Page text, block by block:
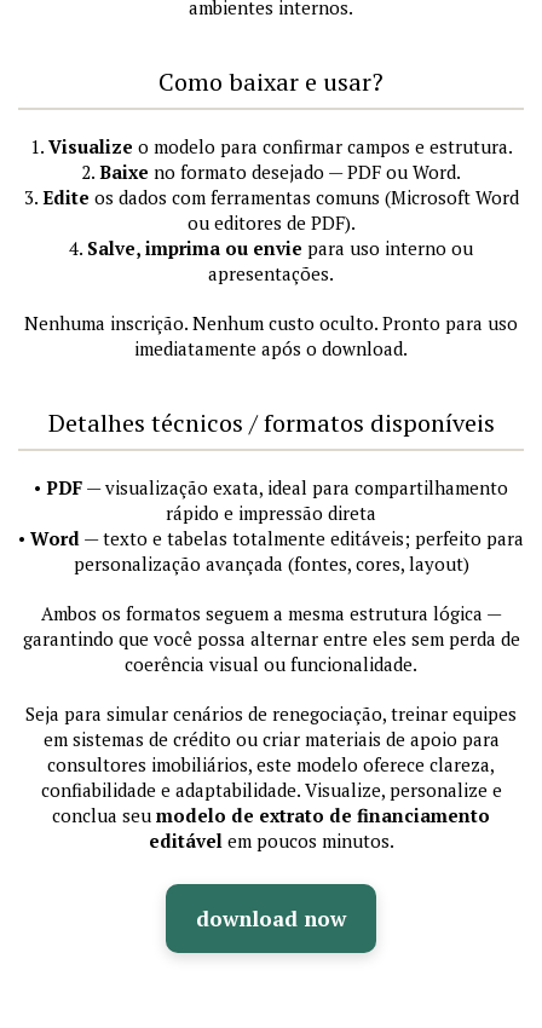
ambientes internos.
Como baixar e usar?
1. Visualize o modelo para confirmar campos e estrutura.
2. Baixe no formato desejado — PDF ou Word.
3. Edite os dados com ferramentas comuns (Microsoft Word
ou editores de PDF).
4. Salve, imprima ou envie para uso interno ou
apresentações.
Nenhuma inscrição. Nenhum custo oculto. Pronto para uso
imediatamente após o download.
Detalhes técnicos / formatos disponíveis
• PDF — visualização exata, ideal para compartilhamento
rápido e impressão direta
• Word — texto e tabelas totalmente editáveis; perfeito para
personalização avançada (fontes, cores, layout)
Ambos os formatos seguem a mesma estrutura lógica —
garantindo que você possa alternar entre eles sem perda de
coerência visual ou funcionalidade.
Seja para simular cenários de renegociação, treinar equipes
em sistemas de crédito ou criar materiais de apoio para
consultores imobiliários, este modelo oferece clareza,
confiabilidade e adaptabilidade. Visualize, personalize e
conclua seu modelo de extrato de financiamento
editável em poucos minutos.
download now